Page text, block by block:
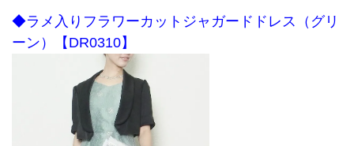
◆ラメ入りフラワーカットジャガードドレス（グリ
ーン）【DR0310】